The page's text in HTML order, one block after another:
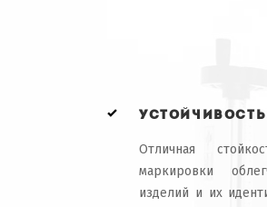
Отличная
маркировки
изделий и их